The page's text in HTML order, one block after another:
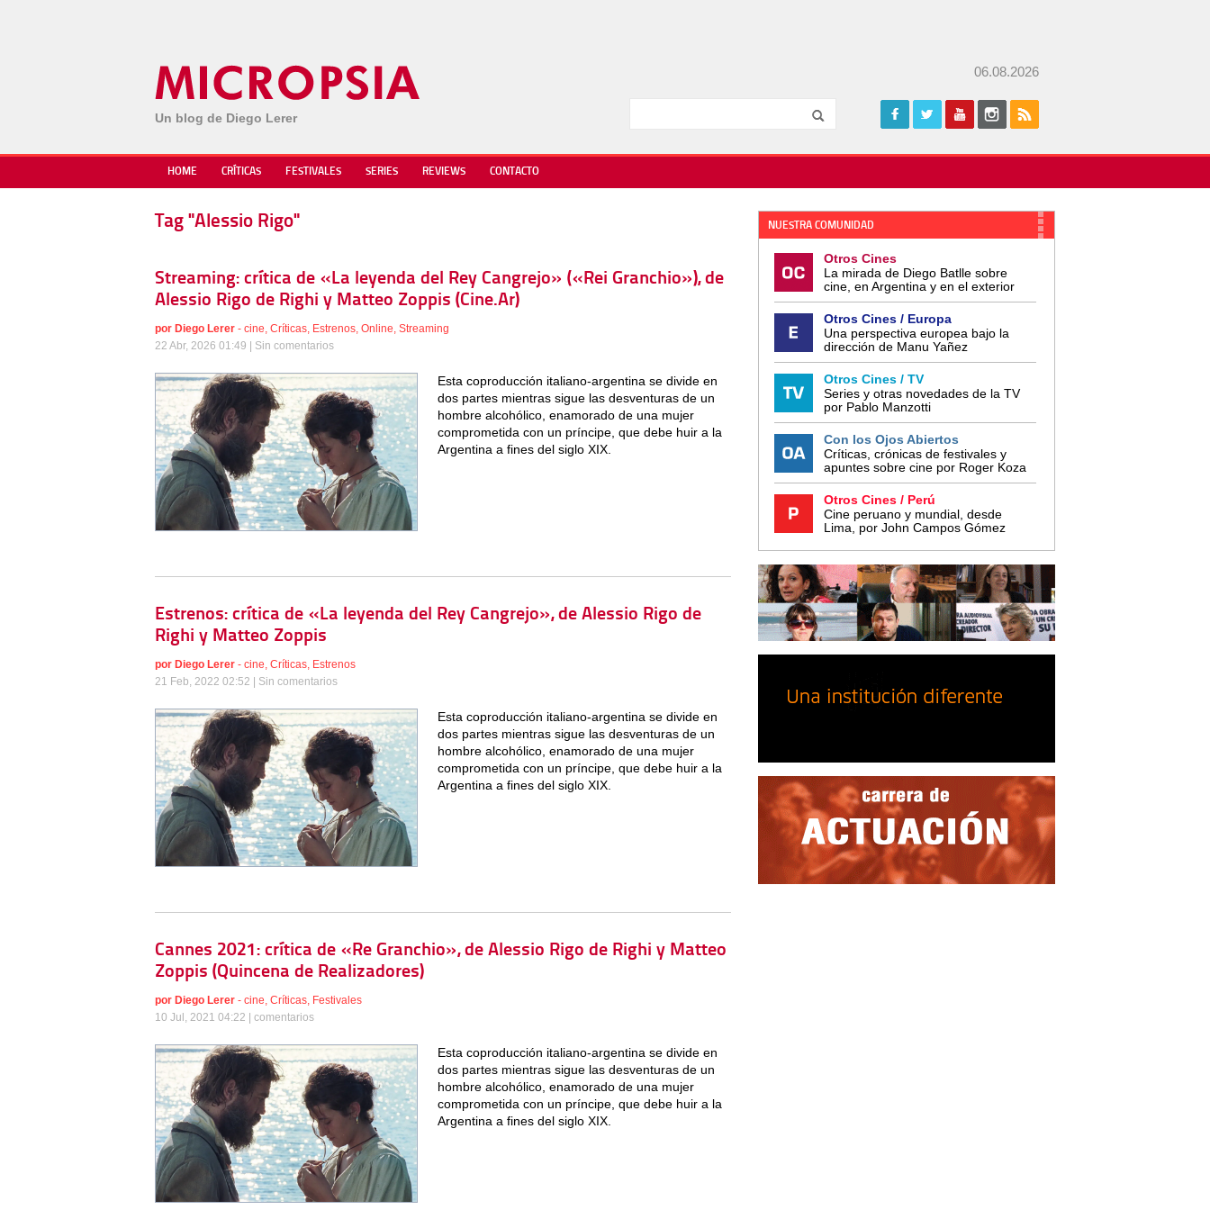
Un blog de Diego Lerer
06.08.2026
HOME CRÍTICAS FESTIVALES SERIES REVIEWS CONTACTO
Tag "Alessio Rigo"
Streaming: crítica de «La leyenda del Rey Cangrejo» («Rei Granchio»), de
Alessio Rigo de Righi y Matteo Zoppis (Cine.Ar)
por Diego Lerer - cine, Críticas, Estrenos, Online, Streaming
22 Abr, 2026 01:49 | Sin comentarios
Esta coproducción italiano-argentina se divide en
dos partes mientras sigue las desventuras de un
hombre alcohólico, enamorado de una mujer
comprometida con un príncipe, que debe huir a la
Argentina a fines del siglo XIX.
Estrenos: crítica de «La leyenda del Rey Cangrejo», de Alessio Rigo de
Righi y Matteo Zoppis
por Diego Lerer - cine, Críticas, Estrenos
21 Feb, 2022 02:52 | Sin comentarios
Esta coproducción italiano-argentina se divide en
dos partes mientras sigue las desventuras de un
hombre alcohólico, enamorado de una mujer
comprometida con un príncipe, que debe huir a la
Argentina a fines del siglo XIX.
Cannes 2021: crítica de «Re Granchio», de Alessio Rigo de Righi y Matteo
Zoppis (Quincena de Realizadores)
por Diego Lerer - cine, Críticas, Festivales
10 Jul, 2021 04:22 | comentarios
Esta coproducción italiano-argentina se divide en
dos partes mientras sigue las desventuras de un
hombre alcohólico, enamorado de una mujer
comprometida con un príncipe, que debe huir a la
Argentina a fines del siglo XIX.
NUESTRA COMUNIDAD
Otros Cines
La mirada de Diego Batlle sobre
cine, en Argentina y en el exterior
Otros Cines / Europa
Una perspectiva europea bajo la
dirección de Manu Yañez
Otros Cines / TV
Series y otras novedades de la TV
por Pablo Manzotti
Con los Ojos Abiertos
Críticas, crónicas de festivales y
apuntes sobre cine por Roger Koza
Otros Cines / Perú
Cine peruano y mundial, desde
Lima, por John Campos Gómez